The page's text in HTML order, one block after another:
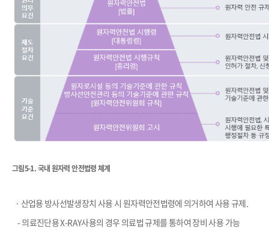
그림5-1. 국내 원자력 안전법령 체계
· 산업용 방사선발생장치 사용 시 원자력안전법령에 의거하여 사용 규제
-의료진단용X-RAY사용의 경우 의료법 규제를 통하여 장비 사용 가능